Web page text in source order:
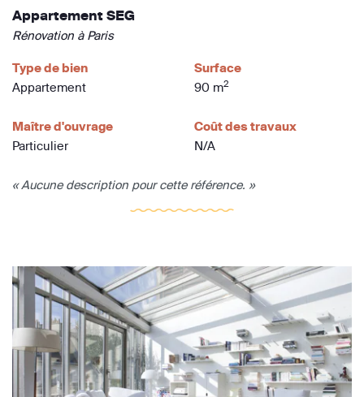
Appartement SEG
Rénovation à Paris
Type de bien
Appartement
Surface
90 m2
Maître d'ouvrage
Particulier
Coût des travaux
N/A
« Aucune description pour cette référence. »